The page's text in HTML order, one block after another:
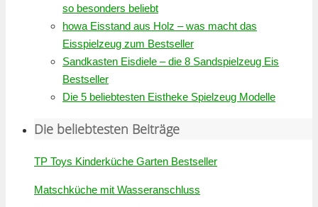
so besonders beliebt
howa Eisstand aus Holz – was macht das
Eisspielzeug zum Bestseller
Sandkasten Eisdiele – die 8 Sandspielzeug Eis
Bestseller
Die 5 beliebtesten Eistheke Spielzeug Modelle
Die beliebtesten Beiträge
TP Toys Kinderküche Garten Bestseller
Matschküche mit Wasseranschluss